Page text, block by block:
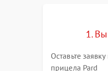
1.
Оставьте
прицела Pard